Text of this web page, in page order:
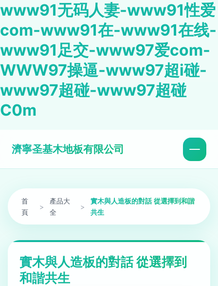
www91无码人妻-www91性爱
com-www91在-www91在线-
www91足交-www97爱com-
WWW97操逼-www97超i碰-
www97超碰-www97超碰
C0m
濟寧圣基木地板有限公司
首
頁
>
產品大
全
>
實木與人造板的對話 從選擇到和諧
共生
實木與人造板的對話 從選擇到
和諧共生